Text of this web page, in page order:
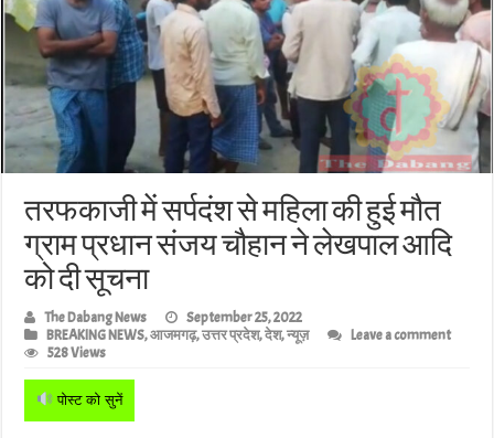
तरफकाजी में सर्पदंश से महिला की हुई मौत
ग्राम प्रधान संजय चौहान ने लेखपाल आदि
को दी सूचना
The Dabang News
September 25, 2022
BREAKING NEWS,आजमगढ़,उत्तर प्रदेश,देश,न्यूज़
Leave a comment
528 Views
पोस्ट को सुनें